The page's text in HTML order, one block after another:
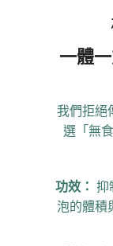
一體
我們拒絕
選「無
功效： 抑
泡的體積